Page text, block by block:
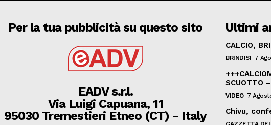
Per la tua pubblicità su questo sito
EADV s.r.l.
Via Luigi Capuana, 11
95030 Tremestieri Etneo (CT) - Italy
Ultimi
CALCIO,
BRINDISI 7
SCUOTTO
VIDEO 7
Chivu,